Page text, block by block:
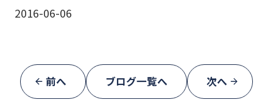
2016-06-06
前へ ブログ一覧へ 次へ